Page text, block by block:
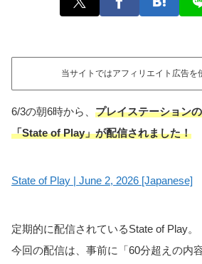
当サイトではアフィリエイト広告を
6/3の朝6時から、 プレイステーション
「State of Play」が配信されました！
State of Play | June 2, 2026 [Japanese]
定期的に配信されているState of Play。
今回の配信は、事前に「60分超えの内